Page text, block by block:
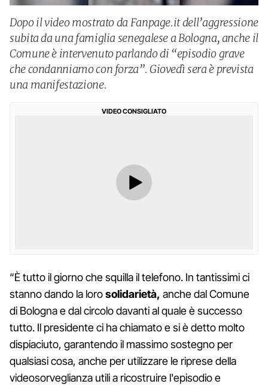
Dopo il video mostrato da Fanpage.it dell’aggressione
subita da una famiglia senegalese a Bologna, anche il
Comune è intervenuto parlando di “episodio grave
che condanniamo con forza”. Giovedì sera è prevista
una manifestazione.
VIDEO CONSIGLIATO
“È tutto il giorno che squilla il telefono. In tantissimi ci
stanno dando la lorosolidarietà, anche dal Comune
di Bologna e dal circolo davanti al quale è successo
tutto. Il presidente ci ha chiamato e si è detto molto
dispiaciuto, garantendo il massimo sostegno per
qualsiasi cosa, anche per utilizzare le riprese della
videosorveglianza utili a ricostruire l'episodio e